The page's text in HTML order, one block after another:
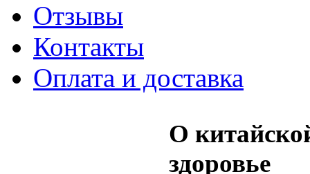
Отзывы
Контакты
Оплата и доставка
О
здоровье